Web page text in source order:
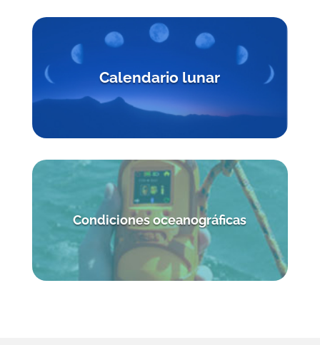
Calendario lunar
Condiciones oceanográficas